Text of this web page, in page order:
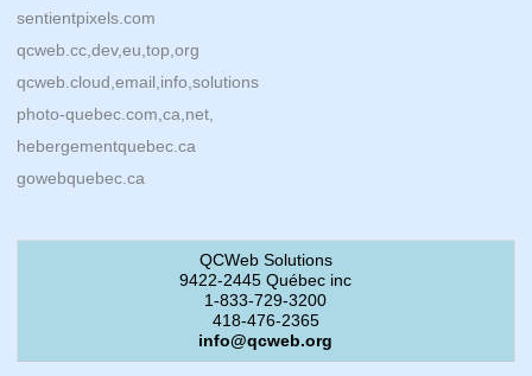
sentientpixels.com
qcweb.cc,dev,eu,top,org
qcweb.cloud,email,info,solutions
photo-quebec.com,ca,net,
hebergementquebec.ca
gowebquebec.ca
QCWeb Solutions
9422-2445 Québec inc
1-833-729-3200
418-476-2365
info@qcweb.org